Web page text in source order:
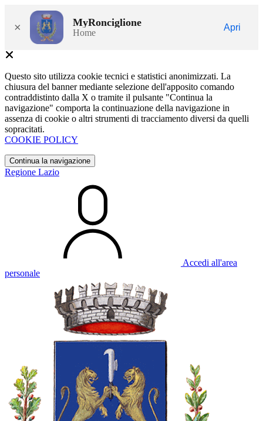
× MyRonciglione
Home
Apri
Questo sito utilizza cookie tecnici e statistici anonimizzati. La
chiusura del banner mediante selezione dell'apposito comando
contraddistinto dalla X o tramite il pulsante "Continua la
navigazione" comporta la continuazione della navigazione in
assenza di cookie o altri strumenti di tracciamento diversi da quelli
sopracitati.
COOKIE POLICY
Continua la navigazione
Regione Lazio
Accedi all'area
personale